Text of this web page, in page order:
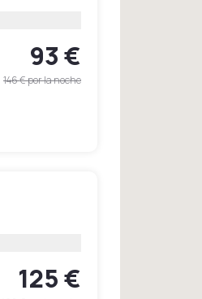
93 €
146 €por la noche
125 €